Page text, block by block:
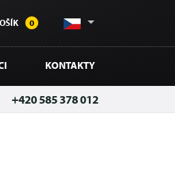
0
KONTAKTY
+420 585 378 012